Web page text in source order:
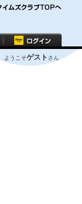
ようこそゲスト さん